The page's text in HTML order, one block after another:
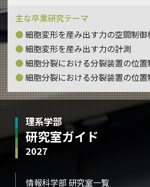
主な卒業研究テーマ
細胞変形を産み出す力の空間制
細胞変形を産み出す力の計測
細胞分裂における分裂装置の位
細胞分裂における分裂装置の位
理系学部
研究室ガイド
2027
情報科学部 研究室一覧